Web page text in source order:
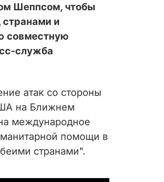
Шеппсом, чтобы
и
совместную
служба
атак со стороны
на Ближнем
международное
помощи в
странами".